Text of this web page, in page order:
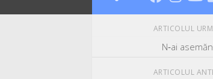
ARTICOLUL
N‑ai
ARTICOLUL